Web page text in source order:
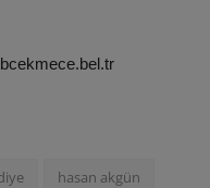
hasan akgün